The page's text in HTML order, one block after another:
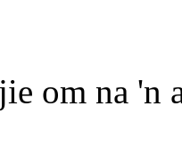
om na 'n